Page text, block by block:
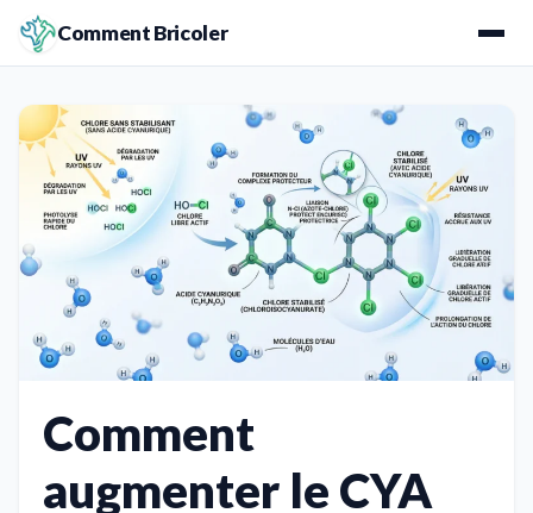
Comment Bricoler
Comment
augmenter le CYA